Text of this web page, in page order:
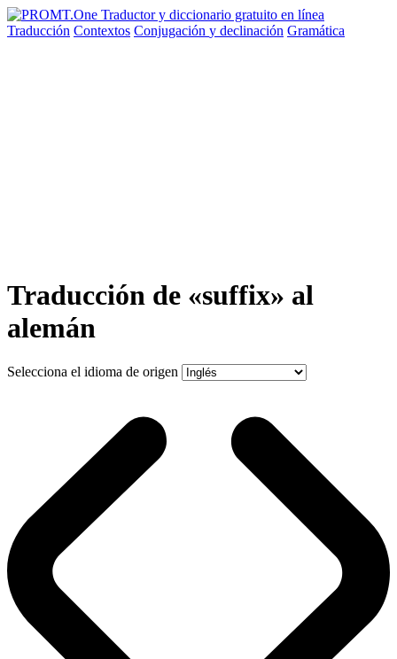
Traducción Contextos Conjugación y declinación Gramática
Traducción de «suffix» al
alemán
Selecciona el idioma de origen